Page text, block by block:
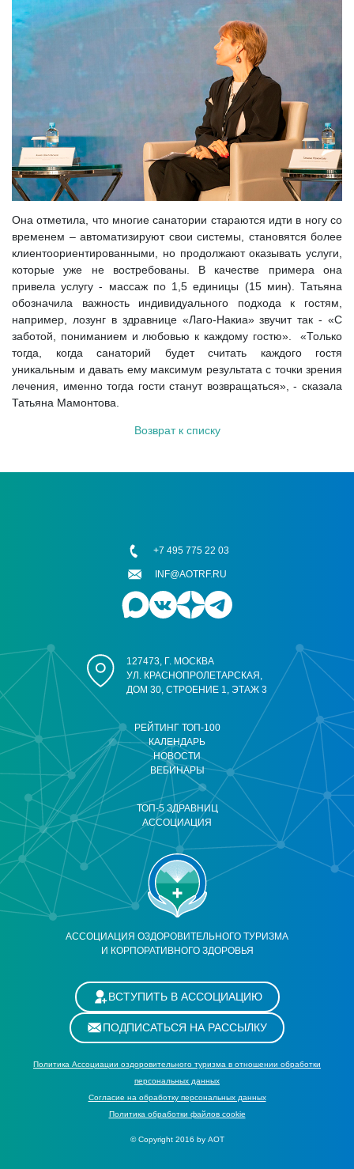
Она отметила, что многие санатории стараются идти в ногу со
временем – автоматизируют свои системы, становятся более
клиентоориентированными, но продолжают оказывать услуги,
которые уже не востребованы. В качестве примера она
привела услугу - массаж по 1,5 единицы (15 мин). Татьяна
обозначила важность индивидуального подхода к гостям,
например, лозунг в здравнице «Лаго-Накиa» звучит так - «С
заботой, пониманием и любовью к каждому гостю». «Только
тогда, когда санаторий будет считать каждого гостя
уникальным и давать ему максимум результата с точки зрения
лечения, именно тогда гости станут возвращаться», - сказала
Татьяна Мамонтова.
Возврат к списку
АССОЦИАЦИЯ ОЗДОРОВИТЕЛЬНОГО ТУРИЗМА
И КОРПОРАТИВНОГО ЗДОРОВЬЯ
РЕЙТИНГ ТОП-100
КАЛЕНДАРЬ
НОВОСТИ
ВЕБИНАРЫ
ТОП-5 ЗДРАВНИЦ
АССОЦИАЦИЯ
127473, Г. МОСКВА
УЛ. КРАСНОПРОЛЕТАРСКАЯ,
ДОМ 30, СТРОЕНИЕ 1, ЭТАЖ 3
+7 495 775 22 03
INF@AOTRF.RU
ВСТУПИТЬ В АССОЦИАЦИЮ
ПОДПИСАТЬСЯ НА РАССЫЛКУ
Политика Ассоциации оздоровительного туризма в отношении обработки
персональных данных
Cогласие на обработку персональных данных
Политика обработки файлов cookie
© Copyright 2016 by АОТ